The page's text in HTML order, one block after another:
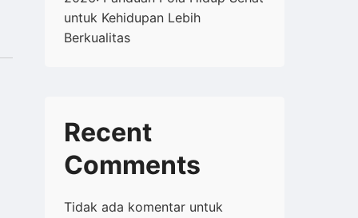
untuk Kehidupan Lebih
Berkualitas
Recent
Comments
Tidak ada komentar untuk